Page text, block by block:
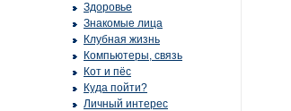
Здоровье
Знакомые лица
Клубная жизнь
Компьютеры, связь
Кот и пёс
Куда пойти?
Личный интерес